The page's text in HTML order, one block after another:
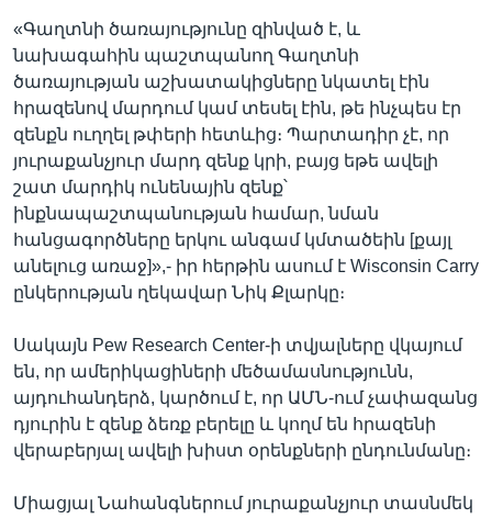
«Գաղտնի ծառայությունը զինված է, և
նախագահին պաշտպանող Գաղտնի
ծառայության աշխատակիցները նկատել էին
հրազենով մարդում կամ տեսել էին, թե ինչպես էր
զենքն ուղղել թփերի հետևից։ Պարտադիր չէ, որ
յուրաքանչյուր մարդ զենք կրի, բայց եթե ավելի
շատ մարդիկ ունենային զենք՝
ինքնապաշտպանության համար, նման
հանցագործները երկու անգամ կմտածեին [քայլ
անելուց առաջ]»,- իր հերթին ասում է Wisconsin Carry
ընկերության ղեկավար Նիկ Քլարկը։
Սակայն Pew Research Center-ի տվյալները վկայում
են, որ ամերիկացիների մեծամասնությունն,
այդուհանդերձ, կարծում է, որ ԱՄՆ-ում չափազանց
դյուրին է զենք ձեռք բերելը և կողմ են հրազենի
վերաբերյալ ավելի խիստ օրենքների ընդունմանը։
Միացյալ Նահանգներում յուրաքանչյուր տասնմեկ